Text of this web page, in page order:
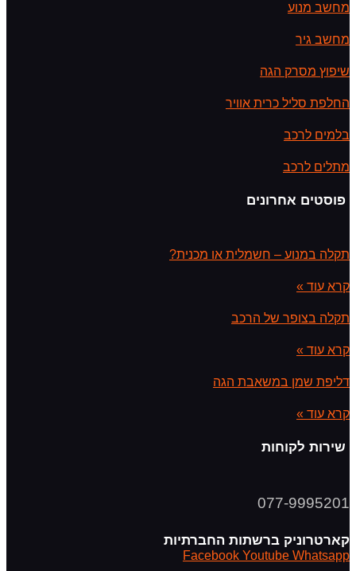
מחשב מנוע
מחשב גיר
שיפוץ מסרק הגה
החלפת סליל כרית אוויר
בלמים לרכב
מתלים לרכב
פוסטים אחרונים
תקלה במנוע – חשמלית או מכנית?
קרא עוד »
תקלה בצופר של הרכב
קרא עוד »
דליפת שמן במשאבת הגה
קרא עוד »
שירות לקוחות
077-9995201
קארטרוניק ברשתות החברתיות
Facebook Youtube Whatsapp